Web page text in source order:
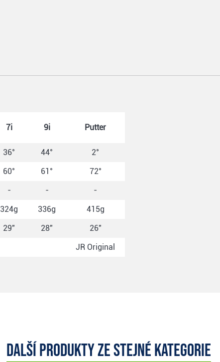
7i 9i Putter
36° 44°
2°
60° 61°
72°
- -
-
324g 336g
415g
29" 28"
26"
JR Original
Další produkty ze stejné kategorie